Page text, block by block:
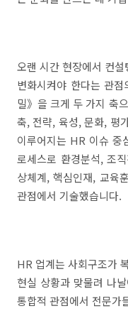
오랜 시간 현장에서 컨
변화시켜야 한다는 관
밀》을 크게 두 가지 축
축, 전략, 육성, 문화, 평
이루어지는 HR 이슈 중
로세스로 환경분석, 조
상체계, 핵심인재, 교육
관점에서 기술했습니다.
HR 업계는 사회구조가
현실 상황과 맞물려 나
통합적 관점에서 전문가